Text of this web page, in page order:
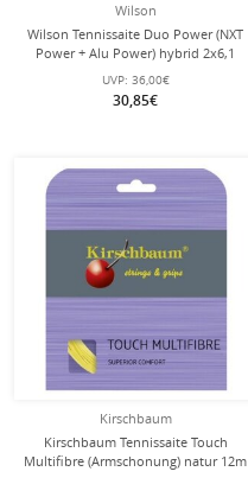
Wilson
Wilson Tennissaite Duo Power (NXT
Power + Alu Power) hybrid 2x6,1
Meter
UVP: 36,00€
30,85€
Kirschbaum
Kirschbaum Tennissaite Touch
Multifibre (Armschonung) natur 12m